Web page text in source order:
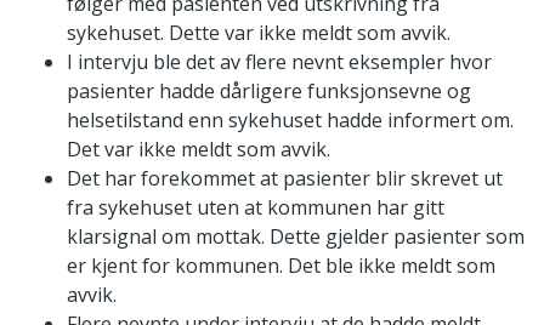
sykehuset. Dette var ikke meldt som avvik.
I intervju ble det av flere nevnt eksempler hvor
pasienter hadde dårligere funksjonsevne og
helsetilstand enn sykehuset hadde informert om.
Det var ikke meldt som avvik.
Det har forekommet at pasienter blir skrevet ut
fra sykehuset uten at kommunen har gitt
klarsignal om mottak. Dette gjelder pasienter som
er kjent for kommunen. Det ble ikke meldt som
avvik.